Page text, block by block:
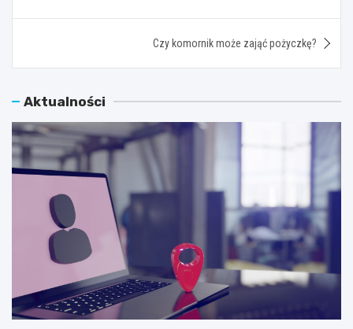
wpisu
Czy komornik może zająć pożyczkę?
Aktualności